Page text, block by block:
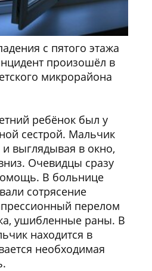
с пятого этажа
произошёл в
микрорайона
ребёнок был у
сестрой. Мальчик
выглядывая в окно,
Очевидцы сразу
В больнице
сотрясение
перелом
ушибленные раны. В
находится в
необходимая